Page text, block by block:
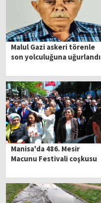
Malul Gazi askeri törenle
son yolculuğuna uğurlandı
Manisa'da 486. Mesir
Macunu Festivali coşkusu